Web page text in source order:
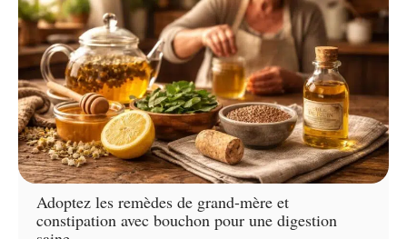
Adoptez les remèdes de grand-mère et
constipation avec bouchon pour une digestion